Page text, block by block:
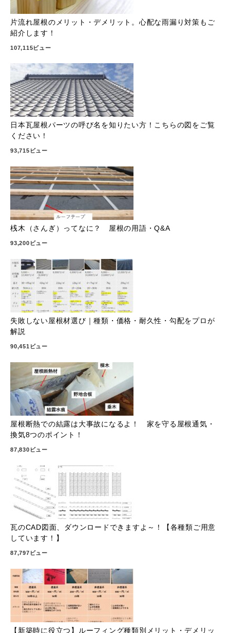
片流れ屋根のメリット・デメリット。心配な雨漏り対策もご
紹介します！
107,115ビュー
日本瓦屋根パーツの呼び名を知りたい方！こちらの図をご覧
ください！
93,715ビュー
桟木（さんぎ）ってなに？ 屋根の用語・Q&A
93,200ビュー
失敗しない屋根材選び｜種類・価格・耐久性・勾配をプロが
解説
90,451ビュー
屋根断熱での結露は大事故になるよ！ 家を守る屋根通気・
換気8つのポイント！
87,830ビュー
瓦のCAD図面、ダウンロードできますよ～！【各種類ご用意
しています！】
87,797ビュー
【新築時に役立つ】ルーフィング種類別メリット・デメリッ